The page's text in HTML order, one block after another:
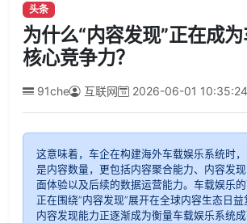
头条
为什么“内容发现”正在成
核心竞争力？
91che 互联网 2026-06-01 10:35:24
这意味着，车企在构建海外车载娱乐系统时
是内容数量，更包括内容聚合能力、内容发
面体验以及后续的数据运营能力。车载娱乐的
正在围绕“内容发现”展开在全球内容生态日益
内容发现能力正逐渐成为衡量车载娱乐系统